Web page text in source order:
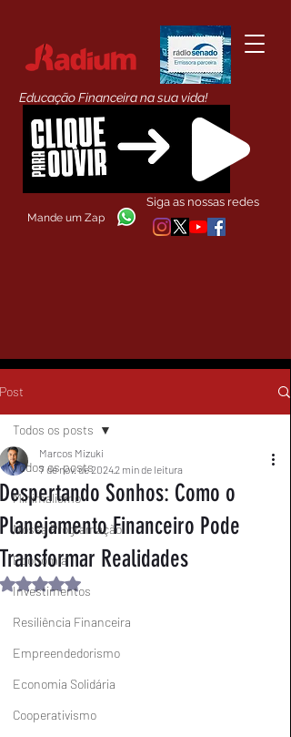
Educação Financeira na sua vida!
Siga as nossas redes
Mande um Zap
Post
Todos os posts
Minimalismo
Nossa Programação
Economia
Investimentos
Resiliência Financeira
Empreendedorismo
Economia Solidária
Cooperativismo
Todos os posts
Despertando Sonhos: Como o
Planejamento Financeiro Pode
Transformar Realidades
Marcos Mizuki
7 de nov. de 20242 min de leitura
Avaliado com NaN de 5 estrelas.